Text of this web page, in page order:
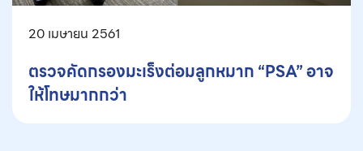
20 เมษายน 2561
ตรวจคัดกรองมะเร็งต่อมลูกหมาก “PSA” อาจ
ให้โทษมากกว่า